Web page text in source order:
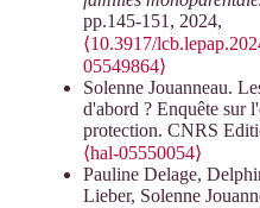
pp.145-151, 2024,
⟨10.3917/
05549864⟩
Solenne Jouanneau.
d'abord ? Enquête sur
protection. CNRS
⟨hal-05550054⟩
Pauline Delage,
Lieber, Solenne